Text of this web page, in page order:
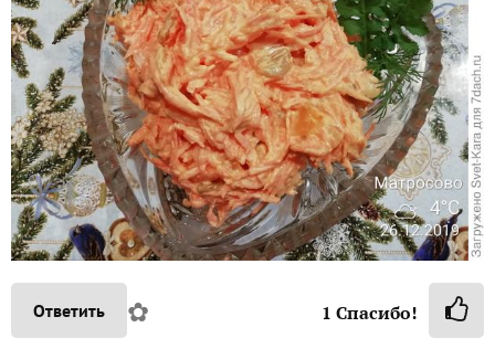
Ответить ✿ 1 Спасибо!